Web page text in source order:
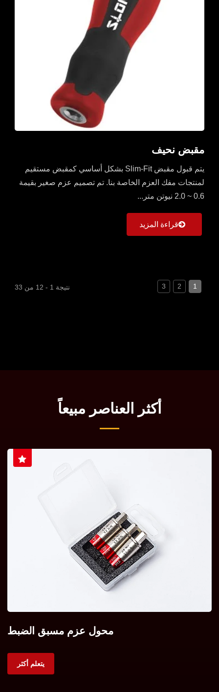
مقبض نحيف
يتم قبول مقبض Slim-Fit بشكل أساسي كمقبض مستقيم
لمنتجات مفك العزم الخاصة بنا. تم تصميم عزم صغير بقيمة
0.6 ~ 2.0 نيوتن متر...
قراءة المزيد
نتيجة 1 - 12 من 33 1
2
3
أكثر العناصر مبيعاً
محول عزم مسبق الضبط
يتعلم أكثر